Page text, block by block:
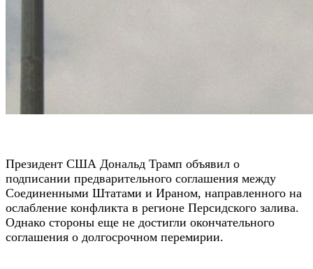
Президент США Дональд Трамп объявил о
подписании предварительного соглашения между
Соединенными Штатами и Ираном, направленного на
ослабление конфликта в регионе Персидского залива.
Однако стороны еще не достигли окончательного
соглашения о долгосрочном перемирии.